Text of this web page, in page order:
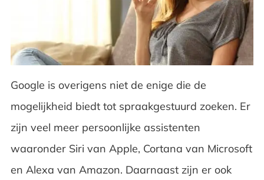
Structured data en Google voice search
Google is overigens niet de enige die de
mogelijkheid biedt tot spraakgestuurd zoeken. Er
zijn veel meer persoonlijke assistenten
waaronder Siri van Apple, Cortana van Microsoft
en Alexa van Amazon. Daarnaast zijn er ook